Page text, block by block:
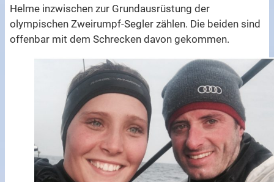
Helme inzwischen zur Grundausrüstung der
olympischen Zweirumpf-Segler zählen. Die beiden sind
offenbar mit dem Schrecken davon gekommen.